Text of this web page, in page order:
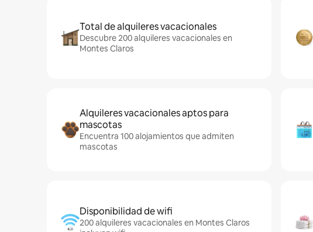
Total de alquileres vacacionales
Descubre 200 alquileres vacacionales en
Montes Claros
Alquileres vacacionales aptos para
mascotas
Encuentra 100 alojamientos que admiten
mascotas
Disponibilidad de wifi
200 alquileres vacacionales en Montes Claros